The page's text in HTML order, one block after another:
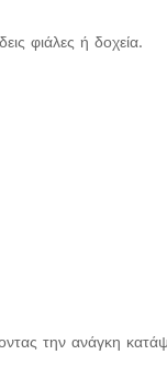
φιάλες ή δοχεία.
την ανάγκη